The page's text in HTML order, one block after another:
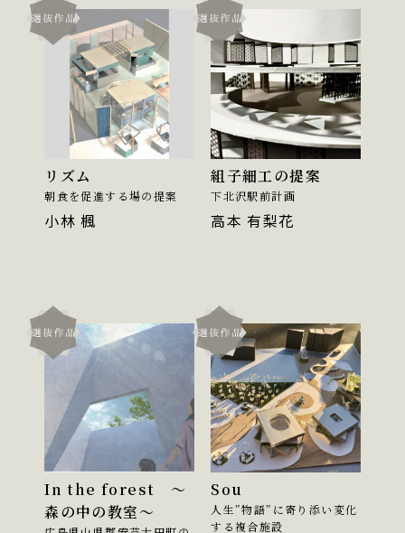
リズム
朝食を促進する場の提案
小林 楓
組子細工の提案
下北沢駅前計画
高本 有梨花
In the forest ～
森の中の教室～
Sou
人生”物語”に寄り添い変化
する複合施設